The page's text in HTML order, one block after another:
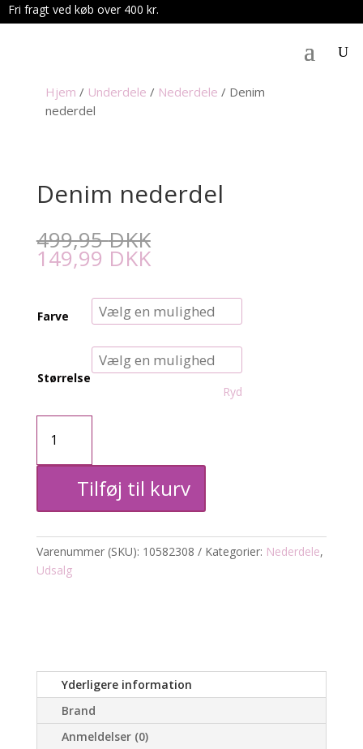
Fri fragt ved køb over 400 kr.
Hjem / Underdele / Nederdele / Denim
nederdel
Denim nederdel
499,95DKK
149,99 DKK
Farve
Størrelse
Ryd
Denim
nederdel
Tilføj til kurv
Varenummer (SKU): 10582308 Kategorier: Nederdele,
Udsalg
Yderligere information
Brand
Anmeldelser (0)